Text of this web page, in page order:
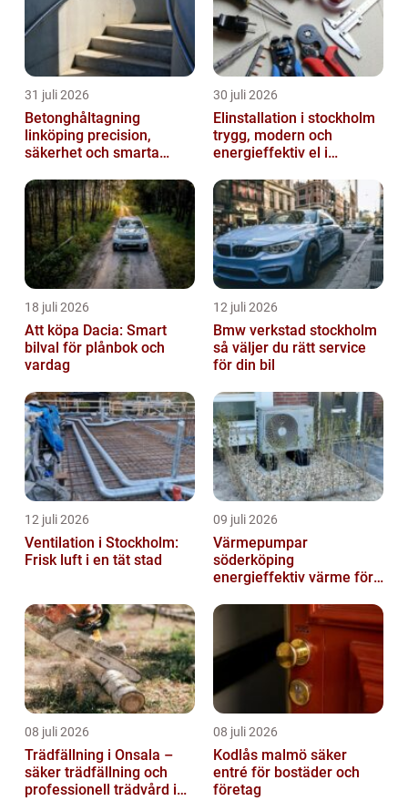
31 juli 2026
Betonghåltagning
linköping precision,
säkerhet och smarta
30 juli 2026
Elinstallation i stockholm
trygg, modern och
energieffektiv el i
18 juli 2026
Att köpa Dacia: Smart
bilval för plånbok och
vardag
12 juli 2026
Bmw verkstad stockholm
så väljer du rätt service
för din bil
12 juli 2026
Ventilation i Stockholm:
Frisk luft i en tät stad
09 juli 2026
Värmepumpar
söderköping
energieffektiv värme för
08 juli 2026
Trädfällning i Onsala –
säker trädfällning och
professionell trädvård i
08 juli 2026
Kodlås malmö säker
entré för bostäder och
företag